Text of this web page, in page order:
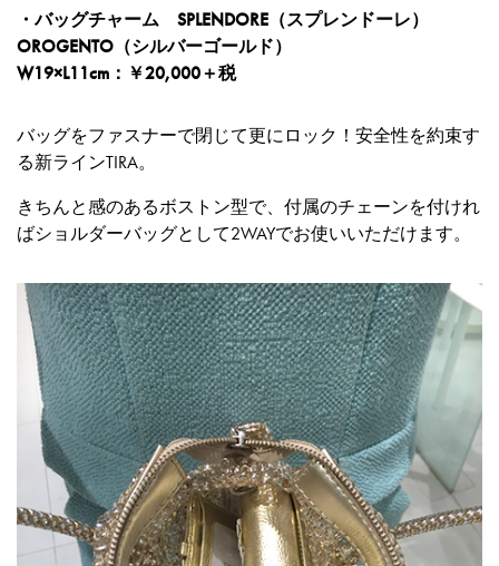
・バッグチャーム SPLENDORE（スプレンドーレ）
OROGENTO（シルバーゴールド）
W19×L11cm：￥20,000＋税
バッグをファスナーで閉じて更にロック！安全性を約束す
る新ラインTIRA。
きちんと感のあるボストン型で、付属のチェーンを付けれ
ばショルダーバッグとして2WAYでお使いいただけます。